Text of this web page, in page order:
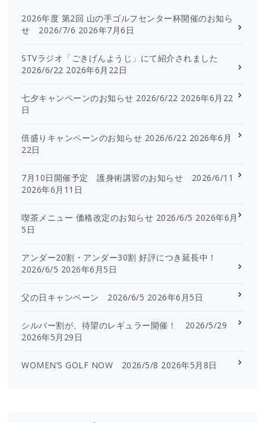
2026年度 第2回 山の手ゴルフセンター杯開催のお知ら
せ 2026/7/6 2026年7月6日
STVラジオ「ごきげんようじ」にて紹介されました
2026/6/22 2026年6月22日
七夕キャンペーンのお知らせ 2026/6/22 2026年6月22
日
倍盛りキャンペーンのお知らせ 2026/6/22 2026年6月
22日
7月10日開催予定 護身術講習のお知らせ 2026/6/11
2026年6月11日
喫茶メニュー 価格改定のお知らせ 2026/6/5 2026年6月
5日
アンダー20割・アンダー30割 好評につき延長中！
2026/6/5 2026年6月5日
父の日キャンペーン 2026/6/5 2026年6月5日
シルバー割が、待望のレギュラー開催！ 2026/5/29
2026年5月29日
WOMEN’S GOLF NOW 2026/5/8 2026年5月8日